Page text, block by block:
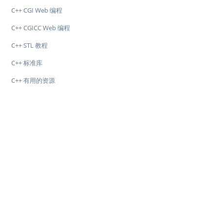
C++ CGI Web 编程
C++ CGICC Web 编程
C++ STL 教程
C++ 标准库
C++ 有用的资源